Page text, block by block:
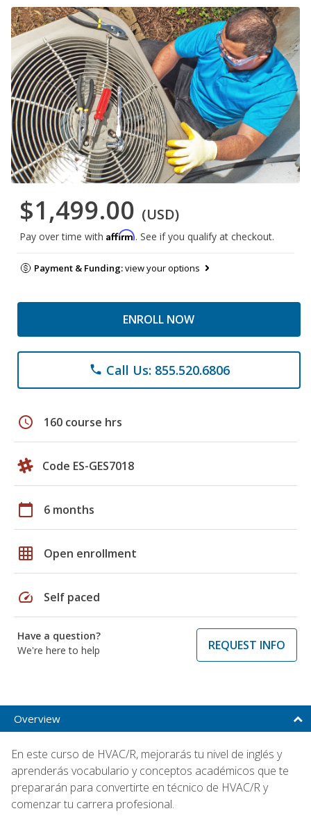
$1,499.00 (USD)
Pay over time with Affirm. See if you qualify at checkout.
Payment & Funding:view your options
ENROLL NOW
phone Call Us: 855.520.6806
schedule 160 course hrs
Code ES-GES7018
calendar_today 6 months
grid_on Open enrollment
speed Self paced
Have a question?
We're here to help
REQUEST INFO
Overview
En este curso de HVAC/R, mejorarás tu nivel de inglés y
aprenderás vocabulario y conceptos académicos que te
prepararán para convertirte en técnico de HVAC/R y
comenzar tu carrera profesional.